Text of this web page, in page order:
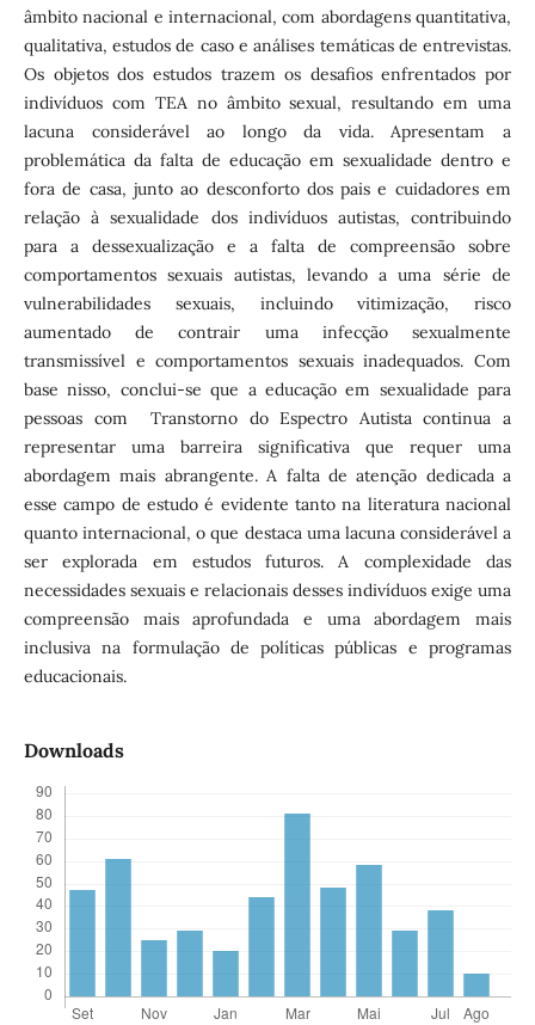
âmbito nacional e internacional, com abordagens quantitativa,
qualitativa, estudos de caso e análises temáticas de entrevistas.
Os objetos dos estudos trazem os desafios enfrentados por
indivíduos com TEA no âmbito sexual, resultando em uma
lacuna considerável ao longo da vida. Apresentam a
problemática da falta de educação em sexualidade dentro e
fora de casa, junto ao desconforto dos pais e cuidadores em
relação à sexualidade dos indivíduos autistas, contribuindo
para a dessexualização e a falta de compreensão sobre
comportamentos sexuais autistas, levando a uma série de
vulnerabilidades sexuais, incluindo vitimização, risco
aumentado de contrair uma infecção sexualmente
transmissível e comportamentos sexuais inadequados. Com
base nisso, conclui-se que a educação em sexualidade para
pessoas com Transtorno do Espectro Autista continua a
representar uma barreira significativa que requer uma
abordagem mais abrangente. A falta de atenção dedicada a
esse campo de estudo é evidente tanto na literatura nacional
quanto internacional, o que destaca uma lacuna considerável a
ser explorada em estudos futuros. A complexidade das
necessidades sexuais e relacionais desses indivíduos exige uma
compreensão mais aprofundada e uma abordagem mais
inclusiva na formulação de políticas públicas e programas
educacionais.
Downloads